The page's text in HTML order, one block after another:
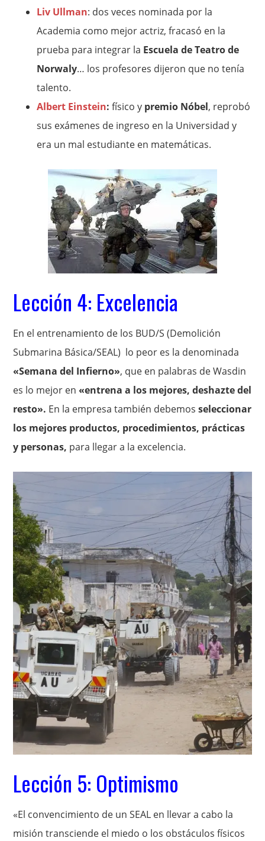
Liv Ullman: dos veces nominada por la
Academia como mejor actriz, fracasó en la
prueba para integrar la Escuela de Teatro de
Norwaly… los profesores dijeron que no tenía
talento.
Albert Einstein: físico y premio Nóbel, reprobó
sus exámenes de ingreso en la Universidad y
era un mal estudiante en matemáticas.
Lección 4: Excelencia
En el entrenamiento de los BUD/S (Demolición
Submarina Básica/SEAL) lo peor es la denominada
«Semana del Infierno», que en palabras de Wasdin
es lo mejor en «entrena a los mejores, deshazte del
resto». En la empresa también debemosseleccionar
los mejores productos, procedimientos, prácticas
y personas, para llegar a la excelencia.
Lección 5: Optimismo
«El convencimiento de un SEAL en llevar a cabo la
misión transciende el miedo o los obstáculos físicos